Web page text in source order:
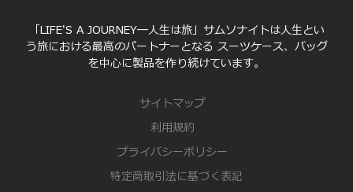
「LIFE'S A JOURNEY―人生は旅」サムソナイトは人生とい
う旅における最高のパートナーとなる スーツケース、バッグ
を中心に製品を作り続けています。
サイトマップ
利用規約
プライバシーポリシー
特定商取引法に基づく表記